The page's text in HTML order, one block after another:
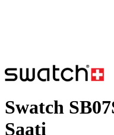
Swatch
Saati